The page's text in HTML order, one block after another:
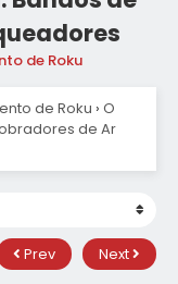
de Roku
de Roku › O
de Ar
Prev Next